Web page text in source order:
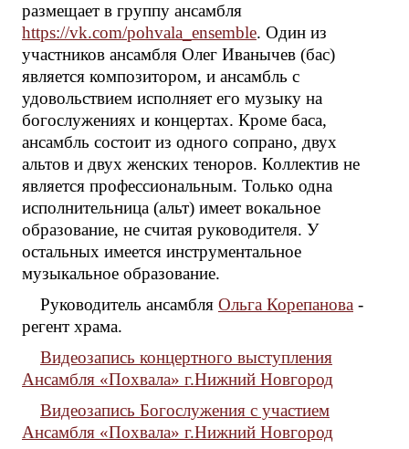
размещает в группу ансамбля
https://vk.com/pohvala_ensemble. Один из
участников ансамбля Олег Иванычев (бас)
является композитором, и ансамбль с
удовольствием исполняет его музыку на
богослужениях и концертах. Кроме баса,
ансамбль состоит из одного сопрано, двух
альтов и двух женских теноров. Коллектив не
является профессиональным. Только одна
исполнительница (альт) имеет вокальное
образование, не считая руководителя. У
остальных имеется инструментальное
музыкальное образование.
Руководитель ансамбля Ольга Корепанова -
регент храма.
Видеозапись концертного выступления
Ансамбля «Похвала» г.Нижний Новгород
Видеозапись Богослужения с участием
Ансамбля «Похвала» г.Нижний Новгород